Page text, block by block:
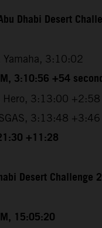
Dhabi Desert
Yamaha, 3:10:02
3:10:56 +54
Hero, 3:13:00 +2:58
3:13:48 +3:46
+11:28
Desert
15:05:20